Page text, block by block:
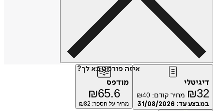
איזה פורמט בא לך?
דיגיטלי
₪32 מחיר קודם: ₪40
במבצע עד: 31/08/2026
מודפס
₪65.6
מחיר על הספר: ₪ 82